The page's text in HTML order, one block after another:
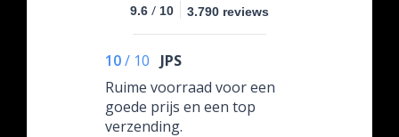
9.6 / 10 3.790 reviews
10/ 10
JPS
Ruime voorraad voor een
goede prijs en een top
verzending.